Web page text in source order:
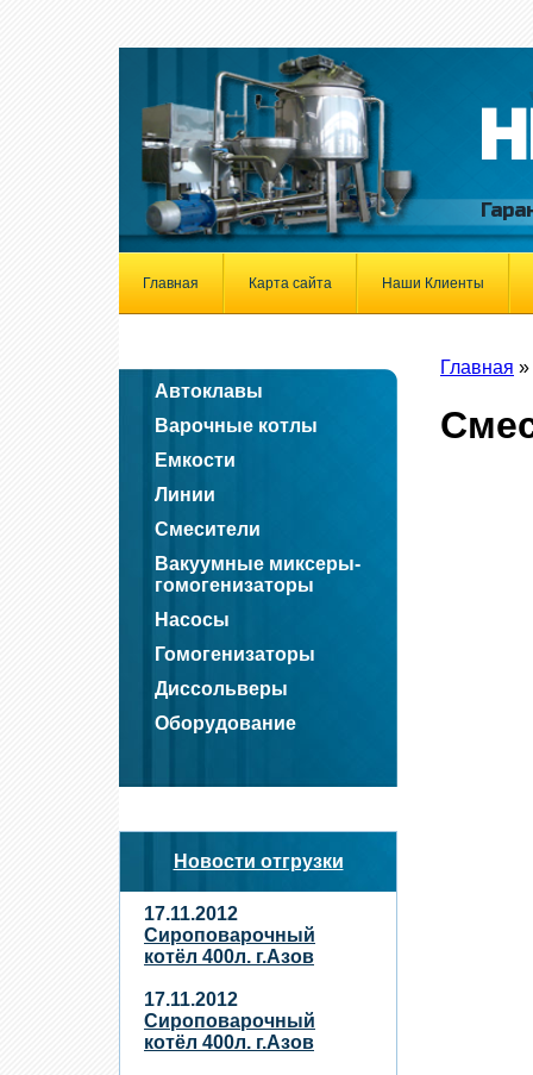
Главная Карта сайта Наши Клиенты
Автоклавы
Варочные котлы
Емкости
Линии
Смесители
Вакуумные миксеры-
гомогенизаторы
Насосы
Гомогенизаторы
Диссольверы
Оборудование
Новости отгрузки
17.11.2012
Сироповарочный
котёл 400л. г.Азов
17.11.2012
Сироповарочный
котёл 400л. г.Азов
Главная »